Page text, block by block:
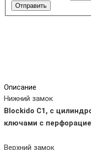
Отправить
Описание
Нижний замок
Blockido C1, с
ключами с
Верхний замок